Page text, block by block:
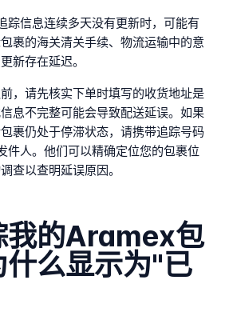
踪信息连续多天没有更新时，可能有
裹的海关清关手续、物流运输中的意
新存在延迟。
，请先核实下单时填写的收货地址是
息不完整可能会导致配送延误。如果
裹仍处于停滞状态，请携带追踪号码
件人。他们可以精确定位您的包裹位
查以查明延误原因。
我的Aramex包
么显示为"已